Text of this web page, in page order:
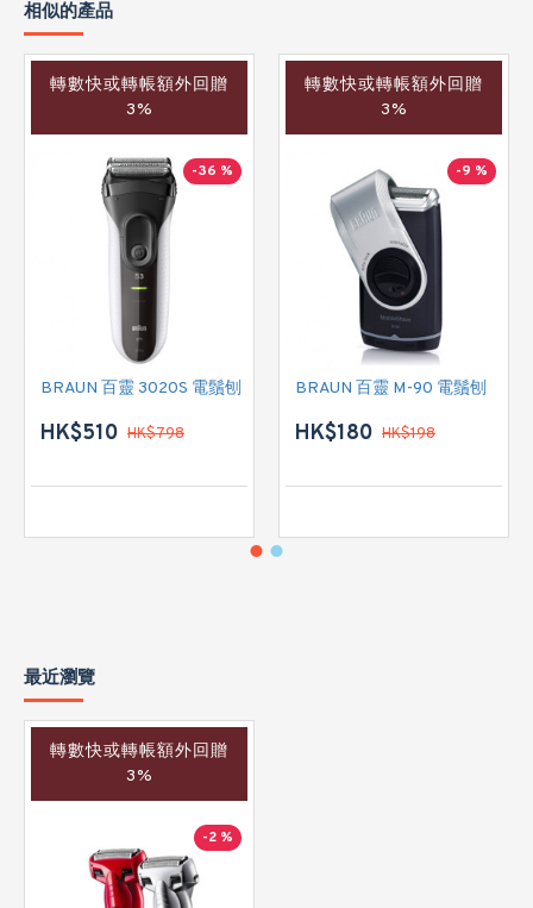
相似的產品
轉數快或轉帳額外回贈
3%
-36 %
BRAUN 百靈 3020S 電鬚刨
HK$510 HK$798
轉數快或轉帳額外回贈
3%
-9 %
BRAUN 百靈 M-90 電鬚刨
HK$180 HK$198
最近瀏覽
轉數快或轉帳額外回贈
3%
-2 %